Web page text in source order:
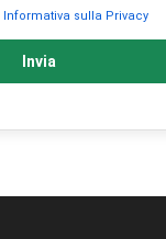
Informativa sulla Privacy
Invia